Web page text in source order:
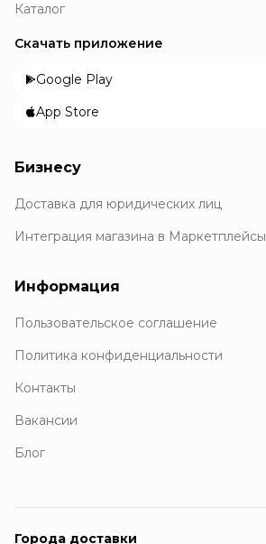
Каталог
Скачать приложение
Google Play
App Store
Бизнесу
Доставка для юридических лиц
Интеграция магазина в Маркетплейсы
Информация
Пользовательское соглашение
Политика конфиденциальности
Контакты
Вакансии
Блог
Города доставки